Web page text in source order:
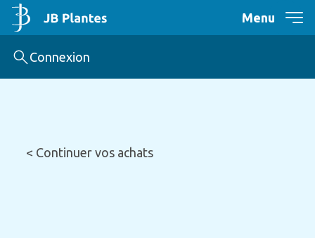
Menu
Connexion
< Continuer vos achats